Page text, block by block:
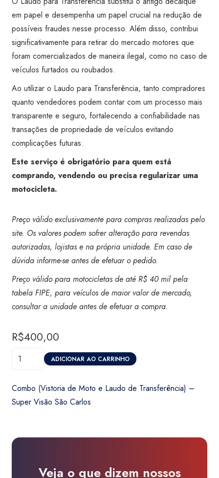
em papel e desempenha um papel crucial na redução de
possíveis fraudes nesse processo. Além disso, contribui
significativamente para retirar do mercado motores que
foram comercializados de maneira ilegal, como no caso de
veículos furtados ou roubados.
Ao utilizar o Laudo para Transferência, tanto compradores
quanto vendedores podem contar com um processo mais
transparente e seguro, fortalecendo a confiabilidade nas
transações de propriedade de veículos evitando
complicações futuras.
Este serviço é obrigatório para quem está
comprando, vendendo ou precisa regularizar uma
motocicleta.
Preço válido exclusivamente para compras realizadas pelo
site. Os valores podem sofrer alteração para revendas
autorizadas, lojistas e na própria unidade. Em caso de
dúvida informe-se antes de efetuar o pedido.
Preço válido para motocicletas de até R$ 40 mil pela
tabela FIPE, para veículos de maior valor de mercado,
consultar a unidade antes de efetuar a compra.
R$400,00
Combo
de
ADICIONAR AO CARRINHO
Combo (Vistoria de Moto e Laudo de Transferência) –
Super Visão São Carlos
Veja o que dizem nossos